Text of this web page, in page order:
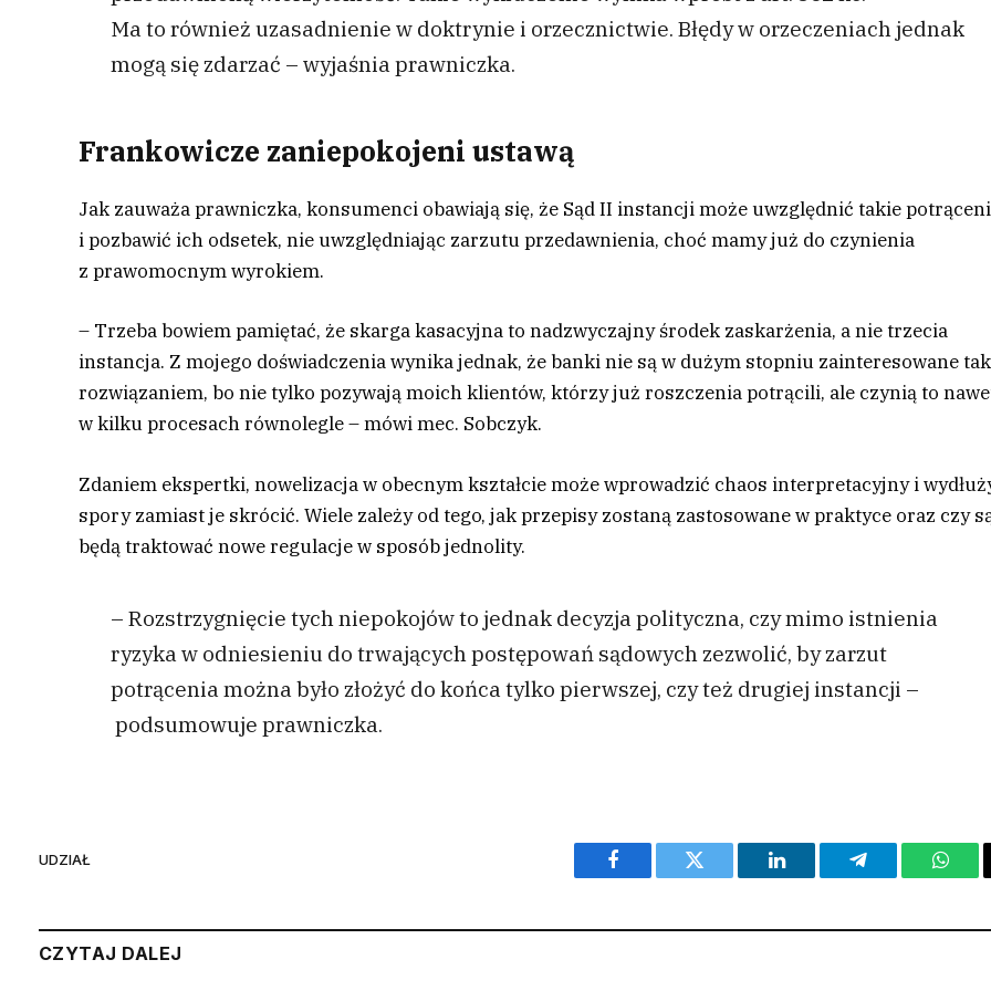
Ma to również uzasadnienie w doktrynie i orzecznictwie. Błędy w orzeczeniach jednak
mogą się zdarzać – wyjaśnia prawniczka.
Frankowicze zaniepokojeni ustawą
Jak zauważa prawniczka, konsumenci obawiają się, że Sąd II instancji może uwzględnić takie
i pozbawić ich odsetek, nie uwzględniając zarzutu przedawnienia, choć mamy już do czynienia
z prawomocnym wyrokiem.
– Trzeba bowiem pamiętać, że skarga kasacyjna to nadzwyczajny środek zaskarżenia, a nie trzecia
instancja. Z mojego doświadczenia wynika jednak, że banki nie są w dużym stopniu zainteresowane
rozwiązaniem, bo nie tylko pozywają moich klientów, którzy już roszczenia potrącili, ale czynią to
w kilku procesach równolegle – mówi mec. Sobczyk.
Zdaniem ekspertki, nowelizacja w obecnym kształcie może wprowadzić chaos interpretacyjny i
spory zamiast je skrócić. Wiele zależy od tego, jak przepisy zostaną zastosowane w praktyce oraz czy
będą traktować nowe regulacje w sposób jednolity.
– Rozstrzygnięcie tych niepokojów to jednak decyzja polityczna, czy mimo istnienia
ryzyka w odniesieniu do trwających postępowań sądowych zezwolić, by zarzut
potrącenia można było złożyć do końca tylko pierwszej, czy też drugiej instancji –
podsumowuje prawniczka.
UDZIAŁ
Facebook Twitter LinkedIn Telegram
CZYTAJ DALEJ